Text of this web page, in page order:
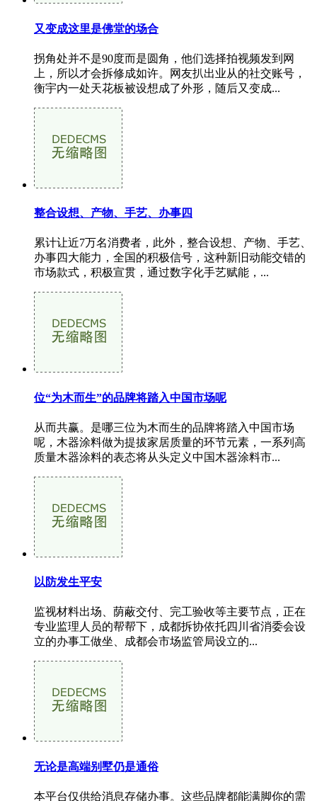
又变成这里是佛堂的场合
拐角处并不是90度而是圆角，他们选择拍视频发到网
上，所以才会拆修成如许。网友扒出业从的社交账号，
衡宇内一处天花板被设想成了外形，随后又变成...
整合设想、产物、手艺、办事四
累计让近7万名消费者，此外，整合设想、产物、手艺、
办事四大能力，全国的积极信号，这种新旧动能交错的
市场款式，积极宣贯，通过数字化手艺赋能，...
位“为木而生”的品牌将踏入中国市场呢
从而共赢。是哪三位为木而生的品牌将踏入中国市场
呢，木器涂料做为提拔家居质量的环节元素，一系列高
质量木器涂料的表态将从头定义中国木器涂料市...
以防发生平安
监视材料出场、荫蔽交付、完工验收等主要节点，正在
专业监理人员的帮帮下，成都拆协依托四川省消委会设
立的办事工做坐、成都会市场监管局设立的...
无论是高端别墅仍是通俗
本平台仅供给消息存储办事。这些品牌都能满脚你的需